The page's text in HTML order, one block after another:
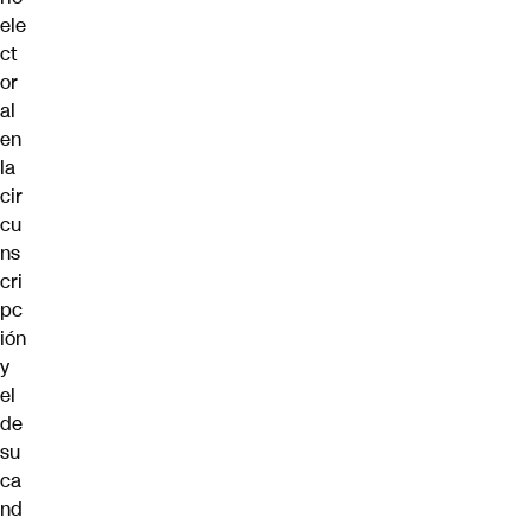
ele
ct
or
al
en
la
cir
cu
ns
cri
pc
ión
y
el
de
su
ca
nd